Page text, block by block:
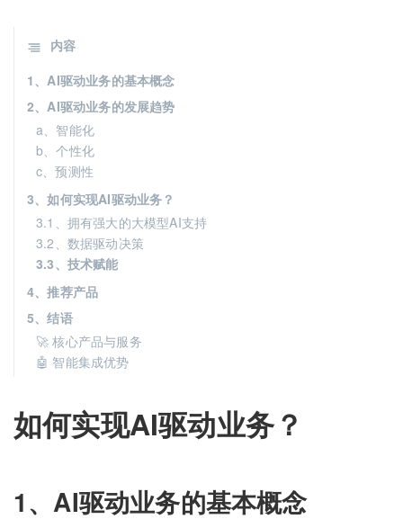
如何实现AI驱动业务？
1、AI驱动业务的基本概念
内容
1、AI驱动业务的基本概念
2、AI驱动业务的发展趋势
a、智能化
b、个性化
c、预测性
3、如何实现AI驱动业务？
3.1、拥有强大的大模型AI支持
3.2、数据驱动决策
3.3、技术赋能
4、推荐产品
5、结语
🚀 核心产品与服务
🤖 智能集成优势